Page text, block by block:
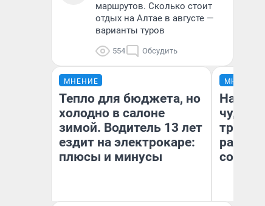
маршрутов. Сколько стоит
отдых на Алтае в августе —
варианты туров
554 Обсудить
МНЕНИЕ
Тепло для бюджета, но
холодно в салоне
зимой. Водитель 13 лет
ездит на электрокаре:
плюсы и минусы
МНЕНИЕ
чудом